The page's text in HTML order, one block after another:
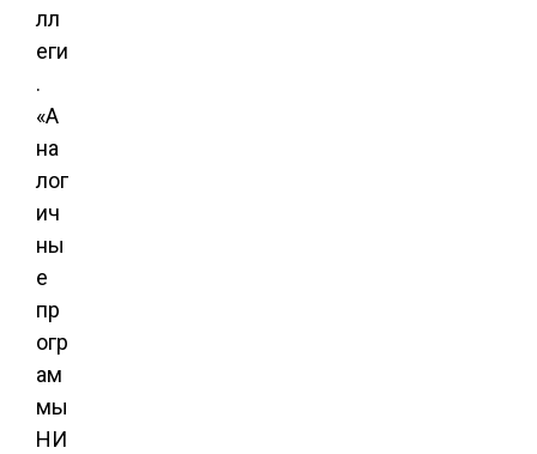
лл
еги
.
«А
на
лог
ич
ны
е
пр
огр
ам
мы
НИ